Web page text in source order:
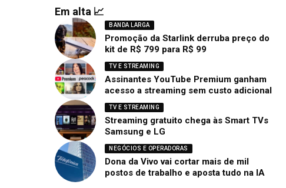
Em alta 📈
BANDA LARGA
Promoção da Starlink derruba preço do
kit de R$ 799 para R$ 99
TV E STREAMING
Assinantes YouTube Premium ganham
acesso a streaming sem custo adicional
TV E STREAMING
Streaming gratuito chega às Smart TVs
Samsung e LG
NEGÓCIOS E OPERADORAS
Dona da Vivo vai cortar mais de mil
postos de trabalho e aposta tudo na IA